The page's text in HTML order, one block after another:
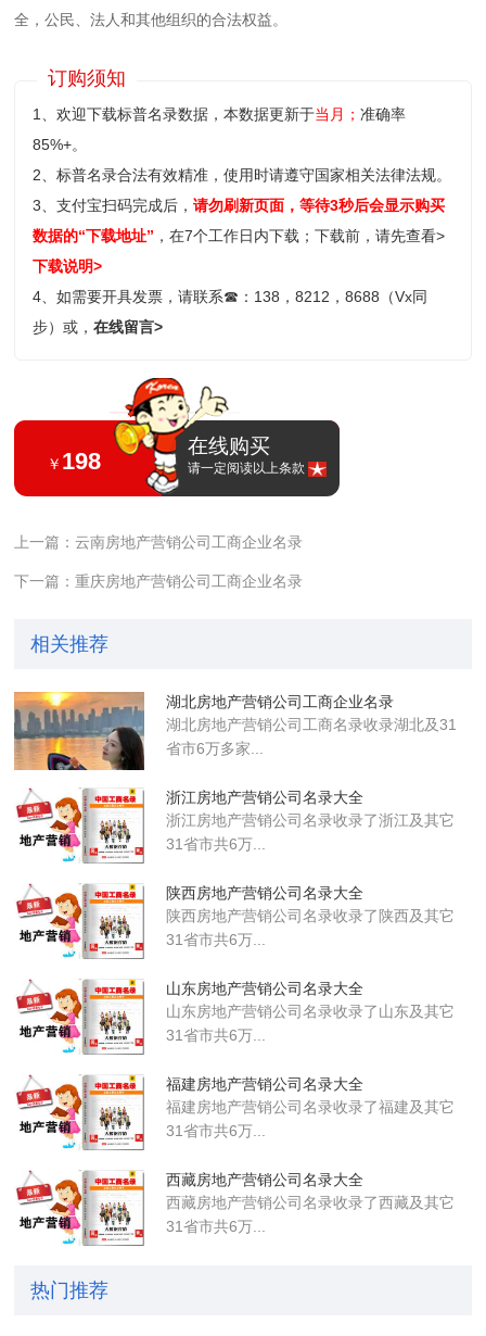
全，公民、法人和其他组织的合法权益。
订购须知
1、欢迎下载标普名录数据，本数据更新于当月；准确率
85%+。
2、标普名录合法有效精准，使用时请遵守国家相关法律法规。
3、支付宝扫码完成后，请勿刷新页面，等待3秒后会显示购买
数据的“下载地址” ，在7个工作日内下载；下载前，请先查看>
下载说明>
4、如需要开具发票，请联系☎ ：138，8212，8688（Vx同
步）或，在线留言>
￥ 198
在线购买
请一定阅读以上条款
上一篇：云南房地产营销公司工商企业名录
下一篇：重庆房地产营销公司工商企业名录
相关推荐
湖北房地产营销公司工商企业名录
湖北房地产营销公司工商名录收录湖北及31
省市6万多家...
浙江房地产营销公司名录大全
浙江房地产营销公司名录收录了浙江及其它
31省市共6万...
陕西房地产营销公司名录大全
陕西房地产营销公司名录收录了陕西及其它
31省市共6万...
山东房地产营销公司名录大全
山东房地产营销公司名录收录了山东及其它
31省市共6万...
福建房地产营销公司名录大全
福建房地产营销公司名录收录了福建及其它
31省市共6万...
西藏房地产营销公司名录大全
西藏房地产营销公司名录收录了西藏及其它
31省市共6万...
热门推荐